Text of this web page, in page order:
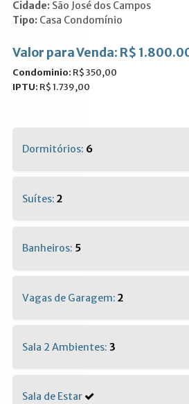
Cidade: São José dos Campos
Tipo: Casa Condomínio
Valor para Venda: R$
Condominio: R$ 350,00
IPTU: R$ 1.739,00
Dormitórios: 6
Suítes:2
Banheiros: 5
Vagas de Garagem:2
Sala 2 Ambientes:3
Sala de Estar